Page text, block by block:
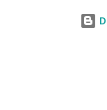
ingin memiliki